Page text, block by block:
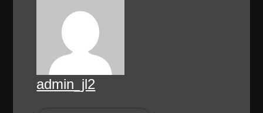
admin_jl2